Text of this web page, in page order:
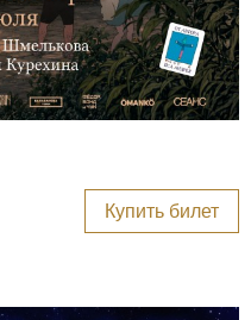
Купить билет